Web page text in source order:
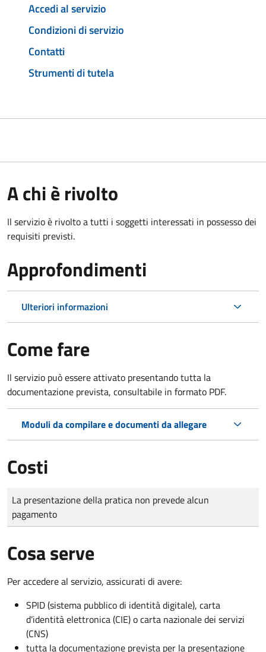
Accedi al servizio
Condizioni di servizio
Contatti
Strumenti di tutela
A chi è rivolto
Il servizio è rivolto a tutti i soggetti interessati in possesso dei
requisiti previsti.
Approfondimenti
Ulteriori informazioni
Come fare
Il servizio può essere attivato presentando tutta la
documentazione prevista, consultabile in formato PDF.
Moduli da compilare e documenti da allegare
Costi
Tipo di pagamento
Importo
La presentazione della pratica non prevede alcun
pagamento
Cosa serve
Per accedere al servizio, assicurati di avere:
SPID (sistema pubblico di identità digitale), carta
d’identità elettronica (CIE) o carta nazionale dei servizi
(CNS)
tutta la documentazione prevista per la presentazione